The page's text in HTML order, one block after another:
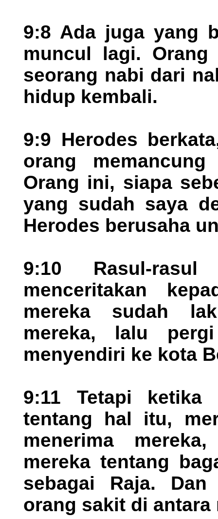
9:8 Ada juga yang
muncul lagi.
seorang nabi dari
hidup kembali.
9:9 Herodes
orang
Orang ini, siapa
yang sudah saya
Herodes berusaha
9:10 Rasul-
menceritakan
mereka sudah
mereka, lalu pergi
menyendiri ke kota
9:11 Tetapi ketika
tentang hal itu,
menerima
mereka tentang
sebagai Raja.
orang sakit di antara